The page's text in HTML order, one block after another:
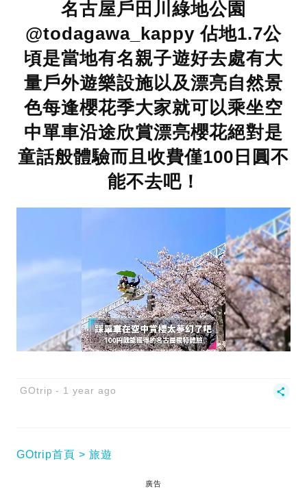
名古屋戶田川綠地公園
@todagawa_kappy 佔地1.7公
頃是當地有名親子遊好去處有大
量戶外遊樂設施以及漂亮自然景
色每逢櫻花季大家就可以乘坐空
中單車沿途欣賞漂亮櫻花絕對是
童話般體驗而且收費僅100日圓不
能不去吧！
GOtrip 1 year ago
GOtrip首頁 旅遊
廣告